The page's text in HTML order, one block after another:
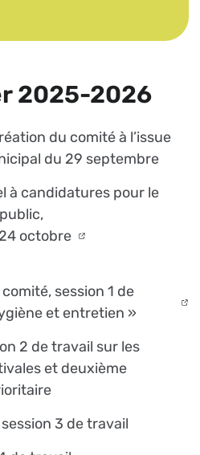
2025-2026
du comité à l’issue
du 29 septembre
à candidatures pour le
octobre
session 1 de
et entretien »
2 de travail sur les
et deuxième
3 de travail